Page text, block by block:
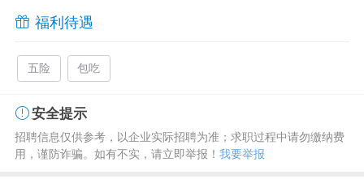
福利待遇
五险 包吃
安全提示
招聘信息仅供参考，以企业实际招聘为准；求职过程中请勿缴纳费
用，谨防诈骗。如有不实，请立即举报！ 我要举报